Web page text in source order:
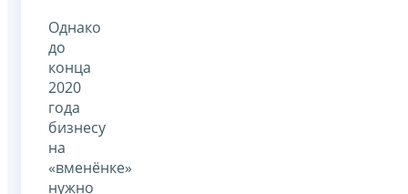
Однако
до
конца
2020
года
бизнесу
на
«вменёнке»
нужно